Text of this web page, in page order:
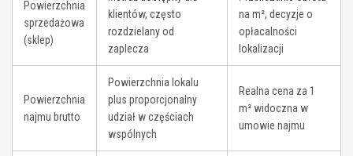
Powierzchnia
sprzedażowa
(sklep)
klientów, często
rozdzielany od
zaplecza
na m², decyzje o
opłacalności
lokalizacji
Powierzchnia
najmu brutto
Powierzchnia lokalu
plus proporcjonalny
udział w częściach
wspólnych
Realna cena za 1
m² widoczna w
umowie najmu